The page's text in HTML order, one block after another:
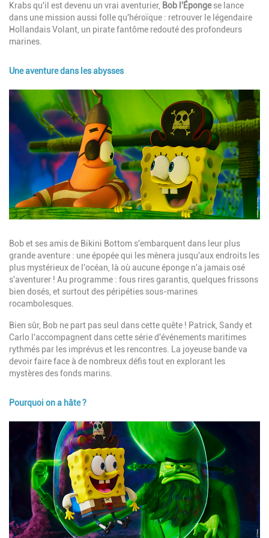
Krabs qu'il est devenu un vrai aventurier, Bob l'Épongese lance
dans une mission aussi folle qu'héroïque : retrouver le légendaire
Hollandais Volant, un pirate fantôme redouté des profondeurs
marines.
Une aventure dans les abysses
Image
Description
Bob et ses amis de Bikini Bottom s'embarquent dans leur plus
grande aventure : une épopée qui les mènera jusqu'aux endroits les
plus mystérieux de l'océan, là où aucune éponge n'a jamais osé
s'aventurer ! Au programme : fous rires garantis, quelques frissons
bien dosés, et surtout des péripéties sous-marines
rocambolesques.
Bien sûr, Bob ne part pas seul dans cette quête ! Patrick, Sandy et
Carlo l'accompagnent dans cette série d'événements maritimes
rythmés par les imprévus et les rencontres. La joyeuse bande va
devoir faire face à de nombreux défis tout en explorant les
mystères des fonds marins.
Pourquoi on a hâte ?